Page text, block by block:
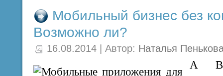
Мобильный бизнес без
Возможно ли?
16.08.2014 | Автор: Наталья
А